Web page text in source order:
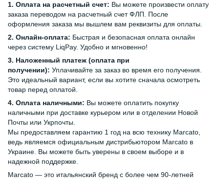
1. Оплата на расчетный счет: Вы можете произвести оплату
заказа переводом на расчетный счет ФЛП. После
оформления заказа мы вышлем вам реквизиты для оплаты.
2. Онлайн-оплата: Быстрая и безопасная оплата онлайн
через систему LiqPay. Удобно и мгновенно!
3. Наложенный платеж (оплата при
получении): Уплачивайте за заказ во время его получения.
Это идеальный вариант, если вы хотите сначала осмотреть
товар перед оплатой.
4. Оплата наличными: Вы можете оплатить покупку
наличными при доставке курьером или в отделении Новой
Почты или Укрпочты.
Мы предоставляем гарантию 1 год на всю технику Marcato,
ведь являемся официальным дистрибьютором Marcato в
Украине. Вы можете быть уверены в своем выборе и в
надежной поддержке.
Marcato — это итальянский бренд с более чем 90-летней